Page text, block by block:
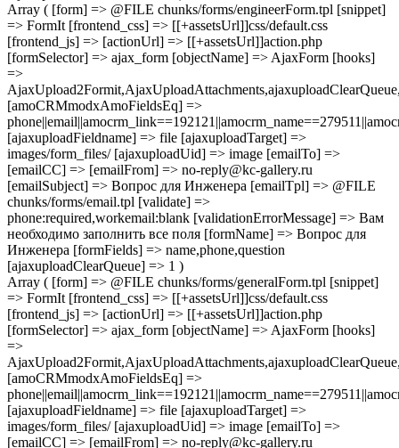
Array ( [form] => @FILE chunks/forms/engineerForm.tpl [snippet]
=> FormIt [frontend_css] => [[+assetsUrl]]css/default.css
[frontend_js] => [actionUrl] => [[+assetsUrl]]action.php
[formSelector] => ajax_form [objectName] => AjaxForm [hooks]
=>
[amoCRMmodxAmoFieldsEq] =>
[ajaxuploadFieldname] => file [ajaxuploadTarget] =>
images/form_files/ [ajaxuploadUid] => image [emailTo] =>
[emailCC] => [emailFrom] => no-reply@kc-gallery.ru
[emailSubject] => Вопрос для Инженера [emailTpl] => @FILE
chunks/forms/email.tpl [validate] =>
phone:required,workemail:blank [validationErrorMessage] => Вам
необходимо заполнить все поля [formName] => Вопрос для
Инженера [formFields] => name,phone,question
[ajaxuploadClearQueue] => 1 )
Array ( [form] => @FILE chunks/forms/generalForm.tpl [snippet]
=> FormIt [frontend_css] => [[+assetsUrl]]css/default.css
[frontend_js] => [actionUrl] => [[+assetsUrl]]action.php
[formSelector] => ajax_form [objectName] => AjaxForm [hooks]
=>
[amoCRMmodxAmoFieldsEq] =>
[ajaxuploadFieldname] => file [ajaxuploadTarget] =>
images/form_files/ [ajaxuploadUid] => image [emailTo] =>
[emailCC] => [emailFrom] => no-reply@kc-gallery.ru